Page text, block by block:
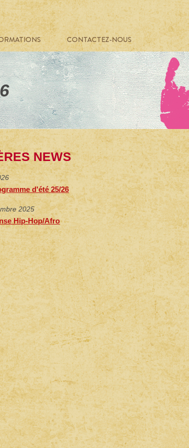
CONTACTEZ-NOUS
NEWS
d'été 25/26
2025
Hip-Hop/Afro